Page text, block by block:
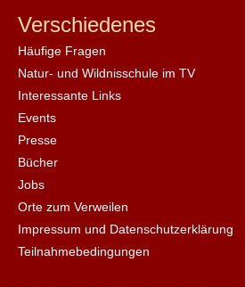
Verschiedenes
Häufige Fragen
Natur- und Wildnisschule im TV
Interessante Links
Events
Presse
Bücher
Jobs
Orte zum Verweilen
Impressum und Datenschutzerklärung
Teilnahmebedingungen